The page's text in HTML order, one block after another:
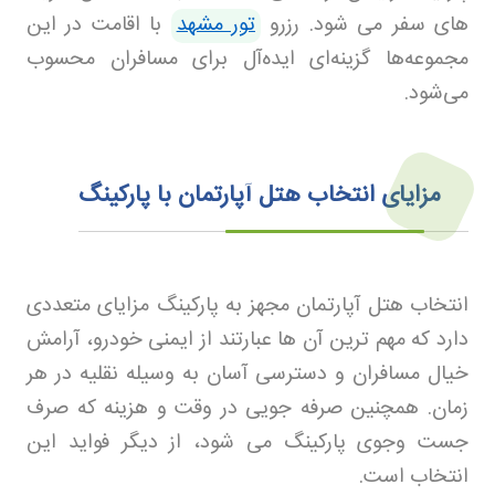
های سفر می شود. رزرو تور مشهد با اقامت در این
مجموعه‌ها گزینه‌ای ایده‌آل برای مسافران محسوب
می‌شود.
مزایای انتخاب هتل آپارتمان با پارکینگ
انتخاب هتل آپارتمان مجهز به پارکینگ مزایای متعددی
دارد که مهم ترین آن ها عبارتند از ایمنی خودرو، آرامش
خیال مسافران و دسترسی آسان به وسیله نقلیه در هر
زمان. همچنین صرفه جویی در وقت و هزینه که صرف
جست وجوی پارکینگ می شود، از دیگر فواید این
انتخاب است.